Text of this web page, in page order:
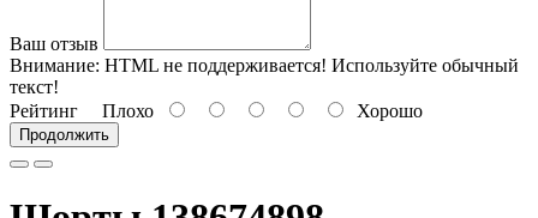
Ваш отзыв
Внимание: HTML не поддерживается! Используйте обычный
текст!
Рейтинг Плохо Хорошо
Продолжить